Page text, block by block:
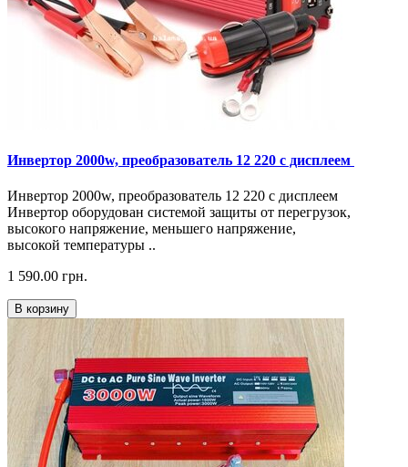
Инвертор 2000w, преобразователь 12 220 с дисплеем
Инвертор 2000w, преобразователь 12 220 с дисплеем
Инвертор оборудован системой защиты от перегрузок,
высокого напряжение, меньшего напряжение,
высокой температуры ..
1 590.00 грн.
В корзину